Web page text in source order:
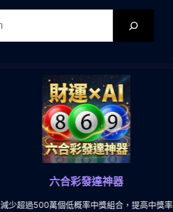
六合彩發達神器
過500萬個低概率中獎組合，提高中獎率